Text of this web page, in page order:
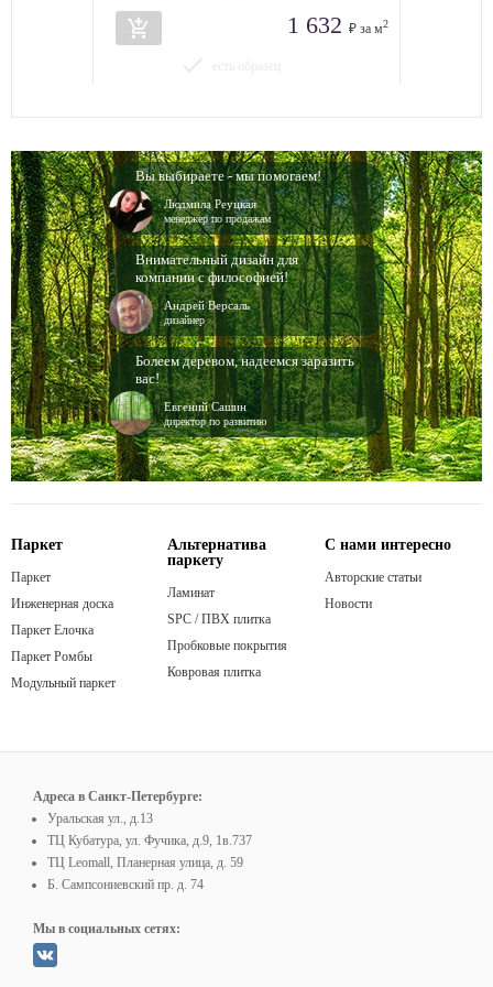
add_shopping_cart 1 632 ₽ за м2
Вы выбираете - мы помогаем!
Людмила Реуцкая
менеджер по продажам
Внимательный дизайн для
компании с философией!
Андрей Версаль
дизайнер
Болеем деревом, надеемся заразить
вас!
Евгений Сашин
директор по развитию
Паркет
Паркет
Инженерная доска
Паркет Елочка
Паркет Ромбы
Модульный паркет
Альтернатива
паркету
Ламинат
SPC / ПВХ плитка
Пробковые покрытия
Ковровая плитка
С нами интересно
Авторские статьи
Новости
Адреса в Санкт-Петербурге:
Уральская ул., д.13
ТЦ Кубатура, ул. Фучика, д.9, 1в.737
ТЦ Leomall, Планерная улица, д. 59
Б. Сампсониевский пр. д. 74
Мы в социальных сетях: